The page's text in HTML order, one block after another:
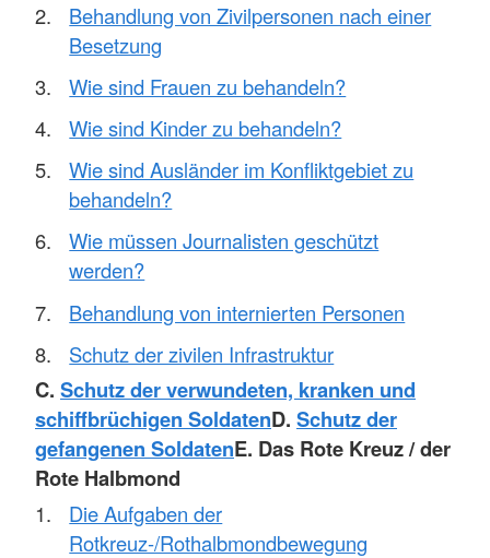
Behandlung von Zivilpersonen nach einer
Besetzung
Wie sind Frauen zu behandeln?
Wie sind Kinder zu behandeln?
Wie sind Ausländer im Konfliktgebiet zu
behandeln?
Wie müssen Journalisten geschützt
werden?
Behandlung von internierten Personen
Schutz der zivilen Infrastruktur
C. Schutz der verwundeten, kranken und
schiffbrüchigen SoldatenD. Schutz der
gefangenen SoldatenE. Das Rote Kreuz / der
Rote Halbmond
Die Aufgaben der
Rotkreuz-/Rothalbmondbewegung